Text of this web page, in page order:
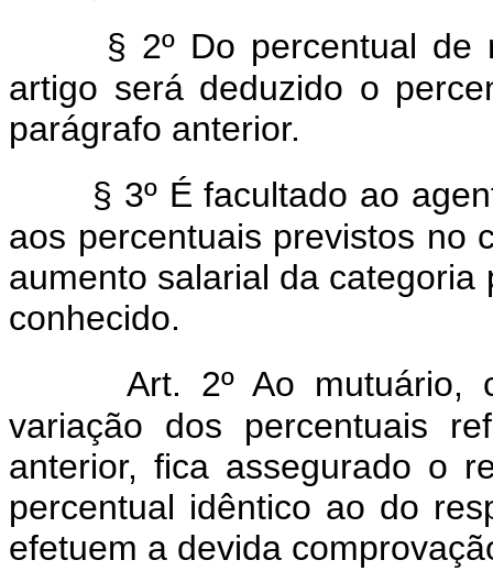
§ 2º Do percentual
artigo será deduzido o
parágrafo anterior.
§ 3º É facultado ao
aos percentuais previstos no
aumento salarial da
conhecido.
Art. 2º Ao mutuário,
variação dos percentuais
anterior, fica assegurado o
percentual idêntico ao do
efetuem a devida